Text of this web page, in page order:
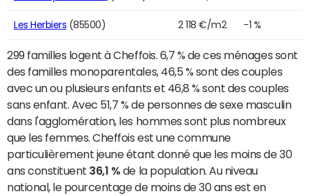
Les Herbiers (85500) 2 118 €/m2 -1 %
299 familles logent à Cheffois. 6,7 % de ces ménages sont
des familles monoparentales, 46,5 % sont des couples
avec un ou plusieurs enfants et 46,8 % sont des couples
sans enfant. Avec 51,7 % de personnes de sexe masculin
dans l'agglomération, les hommes sont plus nombreux
que les femmes. Cheffois est une commune
particulièrement jeune étant donné que les moins de 30
ans constituent 36,1 % de la population. Au niveau
national, le pourcentage de moins de 30 ans est en